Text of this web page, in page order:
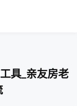
具_亲友房老